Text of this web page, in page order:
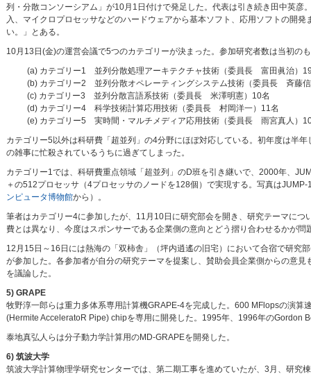
列・分散コンソーシアム」が10月1日付けで発足した。代表は引き続き田中英
入、マイクロプロセッサなどのハードウェアから基本ソフト、応用ソフトの開
い。」とある。
10月13日(金)の運営会議で5つのカテゴリーが決まった。参加研究者数は当初の
(a) カテゴリー1 並列分散処理アーキテクチャ技術（委員長 富田眞治）
(b) カテゴリー2 並列分散オペレーティングシステム技術（委員長 斉藤
(c) カテゴリー3 並列分散言語系技術（委員長 米澤明憲）10名
(d) カテゴリー4 科学技術計算応用技術（委員長 村岡洋一）11名
(e) カテゴリー5 実時間・マルチメディア応用技術（委員長 雨宮真人）
カテゴリー5以外は科研費「超並列」の4分野にほぼ対応している。初年度は半年
の雑事に忙殺されているうちに過ぎてしまった。
カテゴリー1では、科研費重点領域「超並列」のD班を引き継いで、2000年、
＋の512プロセッサ（4プロセッサのノードを128個）で実現する。写真はJUMP-
ンピュータ博物館から）。
筆者はカテゴリー4に参加したが、11月10日に研究部会を開き、研究テーマにつ
費とは異なり、今度はスポンサーである企業側の意向とどう摺り合わせるかが問
12月15日～16日には熱海の「双柿舎」（坪内逍遙の旧宅）において合宿で研究
が参加した。各参加者が自分の研究テーマを提案し、賛助会員企業側からの意見
を議論した。
5) GRAPE
牧野淳一郎らは重力多体系専用計算機GRAPE-4を完成した。600 MFlopsの演算
(Hermite AcceleratoR Pipe) chipを専用に開発した。1995年、1996年のGordon
泰地真弘人らは分子動力学計算用のMD-GRAPEを開発した。
6) 筑波大学
筑波大学計算物理学研究センターでは、第二期工事を進めていたが、3月、研究